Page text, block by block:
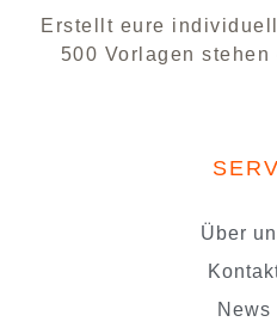
Erstellt eure
500 Vorlagen stehen
Über
News